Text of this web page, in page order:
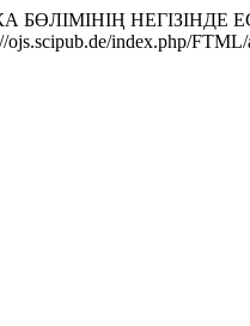
БӨЛІМІНІҢ
ojs.scipub.de/index.php/